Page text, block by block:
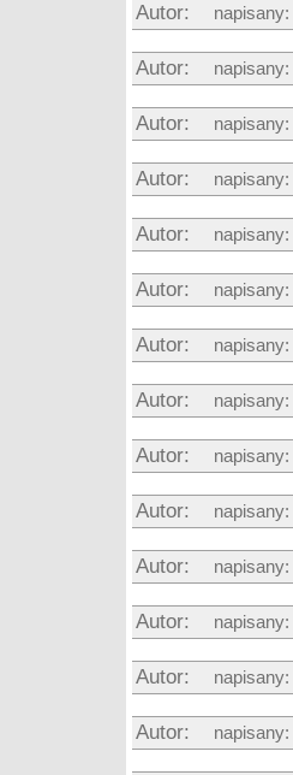
Autor: napisany:
Autor: napisany:
Autor: napisany:
Autor: napisany:
Autor: napisany:
Autor: napisany:
Autor: napisany:
Autor: napisany:
Autor: napisany:
Autor: napisany:
Autor: napisany:
Autor: napisany:
Autor: napisany:
Autor: napisany: